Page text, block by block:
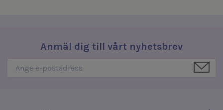
Anmäl dig till vårt nyhetsbrev